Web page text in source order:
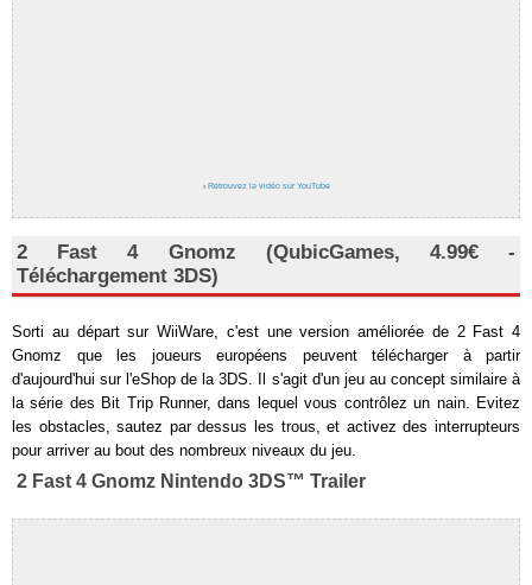
› Retrouvez la vidéo sur YouTube
2 Fast 4 Gnomz (QubicGames, 4.99€ -
Téléchargement 3DS)
Sorti au départ sur WiiWare, c'est une version améliorée de 2 Fast 4
Gnomz que les joueurs européens peuvent télécharger à partir
d'aujourd'hui sur l'eShop de la 3DS. Il s'agit d'un jeu au concept similaire à
la série des Bit Trip Runner, dans lequel vous contrôlez un nain. Evitez
les obstacles, sautez par dessus les trous, et activez des interrupteurs
pour arriver au bout des nombreux niveaux du jeu.
2 Fast 4 Gnomz Nintendo 3DS™ Trailer